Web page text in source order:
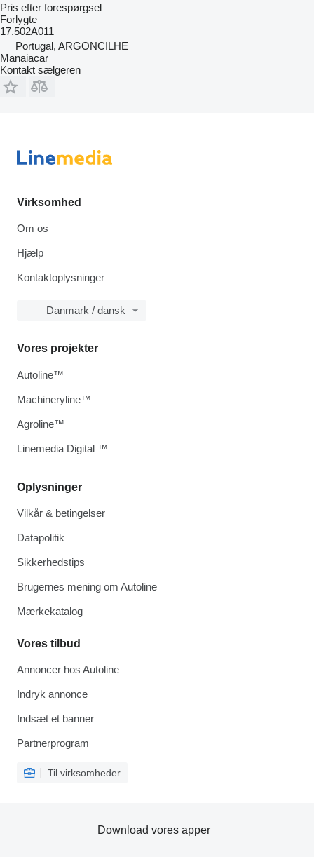
Pris efter forespørgsel
Forlygte
17.502A011
Portugal, ARGONCILHE
Manaiacar
Kontakt sælgeren
Virksomhed
Om os
Hjælp
Kontaktoplysninger
Danmark / dansk
Oplysninger
Vilkår & betingelser
Datapolitik
Sikkerhedstips
Brugernes mening om Autoline
Mærkekatalog
Vores tilbud
Annoncer hos Autoline
Indryk annonce
Indsæt et banner
Partnerprogram
Til virksomheder
Vores projekter
Autoline™
Machineryline™
Agroline™
Linemedia Digital ™
Download vores apper